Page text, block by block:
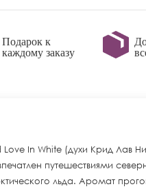
Подарок к
каждому заказу
In White (духи Крид Лав
путешествиями
льда. Аромат